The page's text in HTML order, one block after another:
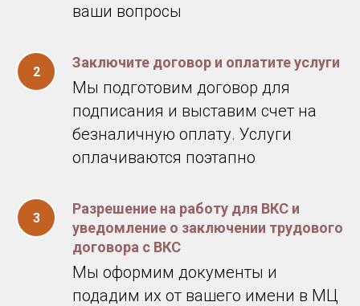
ваши вопросы
Заключите договор и оплатите услуги
Мы подготовим договор для
подписания и выставим счет на
безналичную оплату. Услуги
оплачиваются поэтапно
Разрешение на работу для ВКС и
уведомление о заключении трудового
договора с ВКС
Мы оформим документы и
подадим их от вашего имени в МЦ